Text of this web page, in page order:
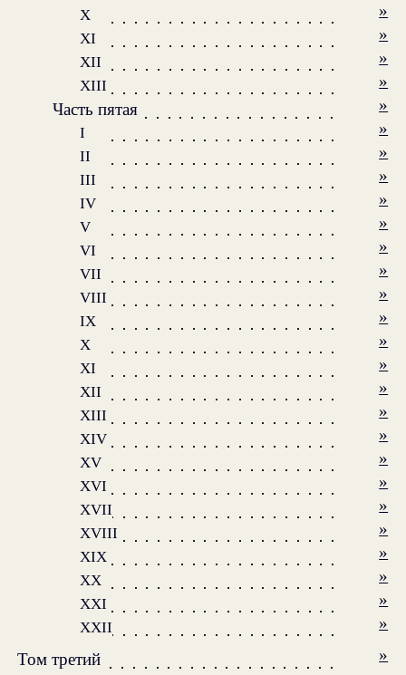
X »
XI »
XII »
XIII
»
Часть пятая
»
I »
II »
III »
IV »
V »
VI »
VII »
VIII »
IX »
X »
XI »
XII »
XIII »
XIV »
XV »
XVI »
XVII »
XVIII »
XIX »
XX »
XXI »
XXII
»
Том третий
»